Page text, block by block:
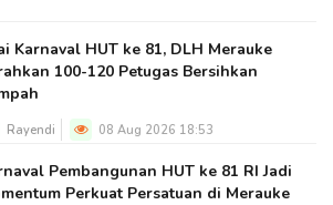
Karnaval HUT ke 81, DLH Merauke
100-120 Petugas Bersihkan
Rayendi 08 Aug 2026 18:53
Pembangunan HUT ke 81 RI Jadi
Perkuat Persatuan di Merauke